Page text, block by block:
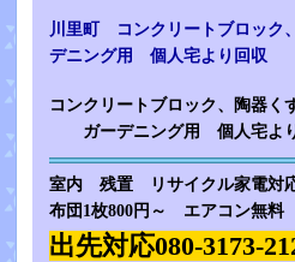
川里町 コンクリートブロッ
デニング用 個人宅より回収
コンクリートブロック、陶器く
ガーデニング用 個人宅よ
室内 残置 リサイクル家電対
布団1枚800円～ エアコン無料
出先対応080-